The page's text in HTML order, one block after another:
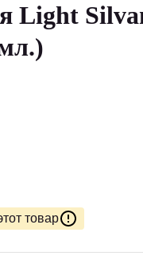
Light
товар